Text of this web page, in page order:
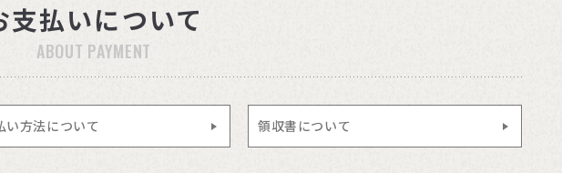
支払いについて
ABOUT PAYMENT
い方法について 領収書について